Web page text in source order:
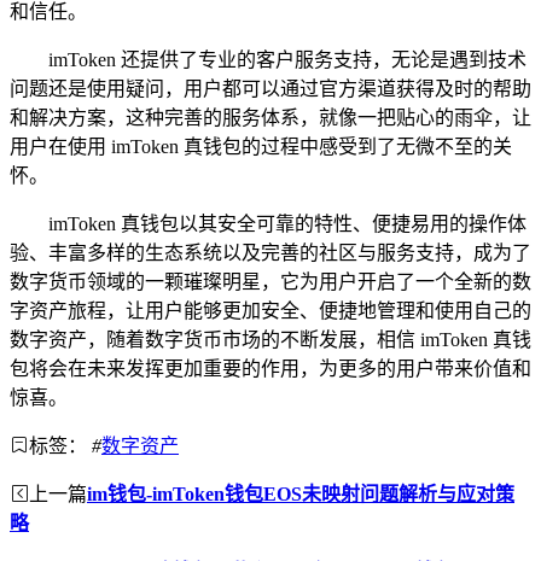
和信任。
imToken 还提供了专业的客户服务支持，无论是遇到技术
问题还是使用疑问，用户都可以通过官方渠道获得及时的帮助
和解决方案，这种完善的服务体系，就像一把贴心的雨伞，让
用户在使用 imToken 真钱包的过程中感受到了无微不至的关
怀。
imToken 真钱包以其安全可靠的特性、便捷易用的操作体
验、丰富多样的生态系统以及完善的社区与服务支持，成为了
数字货币领域的一颗璀璨明星，它为用户开启了一个全新的数
字资产旅程，让用户能够更加安全、便捷地管理和使用自己的
数字资产，随着数字货币市场的不断发展，相信 imToken 真钱
包将会在未来发挥更加重要的作用，为更多的用户带来价值和
惊喜。
标签： #数字资产
上一篇im钱包-imToken钱包EOS未映射问题解析与应对策
略